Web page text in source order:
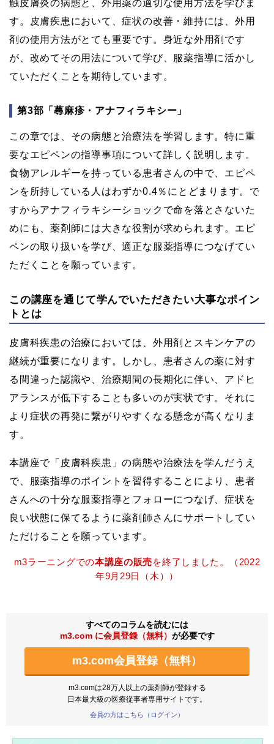
触皮膚炎の病態と、外用薬の適切な使用方法を学びま
す。皮膚疾患において、症状の改善・維持には、外用
剤の使用方法がとても重要です。身近な外用剤です
が、改めてその用法について学び、服薬指導に活かし
ていただくことを期待しています。
第3部「蕁麻疹・アナフィラキシー」
この章では、その病態と治療法を学習します。特に重
要なエピペンの指導事項について詳しく説明します。
食物アレルギーを持っている患者さんの中で、エピペ
ンを所持している人はわずか0.4％にとどまります。で
すからアナフィラキシーショックで命を落とさないた
めにも、薬剤師には大きな役割が求められます。エピ
ペンの取り扱いを学び、適正な服薬指導につなげてい
ただくことを願っています。
この講座を通じて学んでいただきたい大事なポイン
トとは
皮膚科疾患の治療においては、外用剤とスキンケアの
継続が重要になります。しかし、患者さんの薬に対す
る間違った認識や、治療期間の長期化に伴い、アドヒ
アランスが低下することも多いのが実状です。それに
より症状の再発に繋がりやすくなる懸念が高くなりま
す。
本講座で「皮膚科疾患」の病態や治療法を学んだうえ
で、服薬指導のポイントを習得することにより、患者
さんへの十分な服薬指導とフォローにつなげ、症状を
良い状態に保てるように薬剤師さんにサポートしてい
ただけることを願っています。
m3ラーニングでの本講座の販売を終了しました。（2022
年9月29日（木））
すべてのコラムを読むには
m3.com に会員登録（無料） が必要です
m3.com会員登録（無料）
m3.comは28万人以上の薬剤師が登録する
日本最大級の医療従事者専用サイトです。
会員の方はこちら（ログイン）